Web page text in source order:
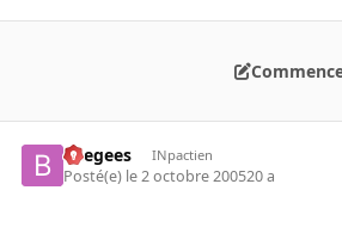
beegees INpactien
Posté(e) le 2 octobre 200520 a